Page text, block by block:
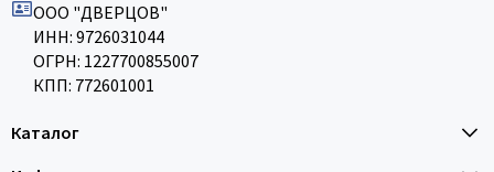
ООО "ДВЕРЦОВ"
ИНН: 9726031044
ОГРН: 1227700855007
КПП: 772601001
Каталог